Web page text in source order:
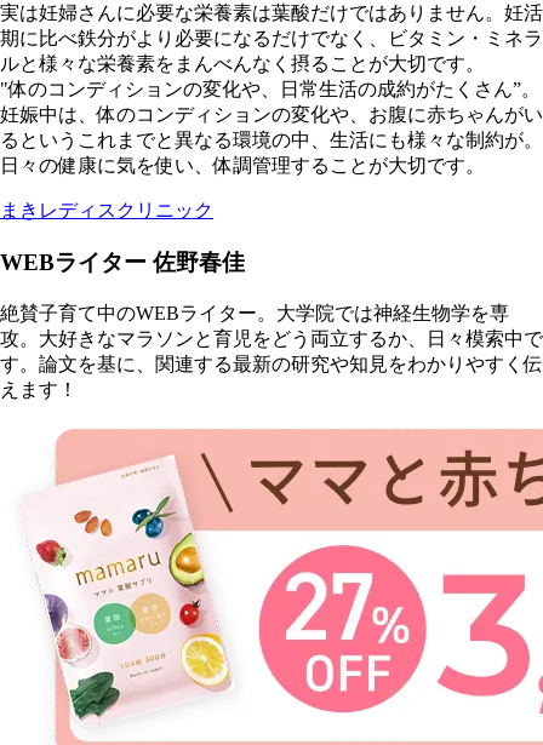
実は妊婦さんに必要な栄養素は葉酸だけではありません。妊活
期に比べ鉄分がより必要になるだけでなく、ビタミン・ミネラ
ルと様々な栄養素をまんべんなく摂ることが大切です。
"体のコンディションの変化や、日常生活の成約がたくさん”。
妊娠中は、体のコンディションの変化や、お腹に赤ちゃんがい
るというこれまでと異なる環境の中、生活にも様々な制約が。
日々の健康に気を使い、体調管理することが大切です。
まきレディスクリニック
WEBライター 佐野春佳
絶賛子育て中のWEBライター。大学院では神経生物学を専
攻。大好きなマラソンと育児をどう両立するか、日々模索中で
す。論文を基に、関連する最新の研究や知見をわかりやすく伝
えます！